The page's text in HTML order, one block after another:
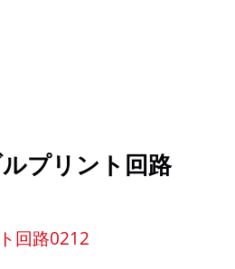
プリント回路
回路0212